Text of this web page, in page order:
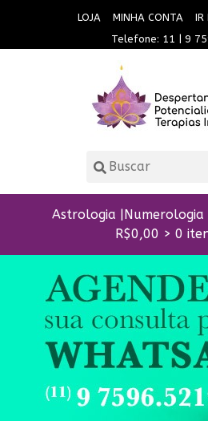
LOJA MINHA CONTA
IR
Telefone: 11 | 9
Astrologia Numerologia
R$0,00 > 0